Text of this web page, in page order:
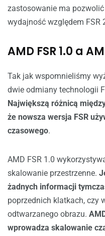
zastosowanie ma
wydajność względem FSR
AMD FSR 1.0 a
Tak jak wspomnieliśmy
dwie odmiany technologii
Największą różnicą
że nowsza wersja FSR
czasowego.
AMD FSR 1.0
skalowanie przestrzenne.
żadnych informacji
poprzednich klatkach, czy
odtwarzanego obrazu.
wprowadza skalowanie